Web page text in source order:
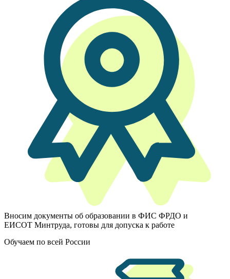
Вносим документы об образовании в ФИС ФРДО и
ЕИСОТ Минтруда, готовы для допуска к работе
Обучаем по всей России